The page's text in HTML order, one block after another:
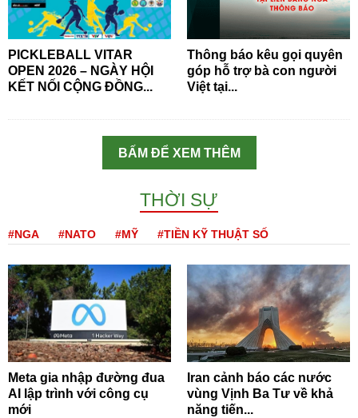
PICKLEBALL VITAR
OPEN 2026 – NGÀY HỘI
KẾT NỐI CỘNG ĐỒNG...
Thông báo kêu gọi quyên
góp hỗ trợ bà con người
Việt tại...
BẤM ĐỂ XEM THÊM
THỜI SỰ
#NGA #NATO #MỸ #TIỀN KỸ THUẬT SỐ
Meta gia nhập đường đua
AI lập trình với công cụ
mới
Iran cảnh báo các nước
vùng Vịnh Ba Tư về khả
năng tiến...